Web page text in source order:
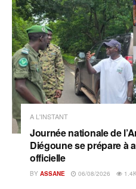
A L'INSTANT
Journée nationale de
Diégoune se prépare à
officielle
BY ASSANE 06/08/2026 1.4K